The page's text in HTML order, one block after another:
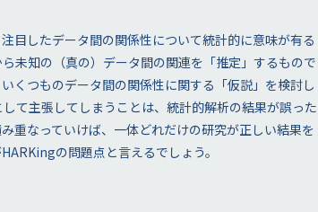
目したデータ間の関係性について統計的に意味が有る
未知の（真の）データ間の関連を「推定」するもので
くつものデータ間の関係性に関する「仮説」を検討し
て主張してしまうことは、統計的解析の結果が誤った
重なっていけば、一体どれだけの研究が正しい結果を
の問題点と言えるでしょう。